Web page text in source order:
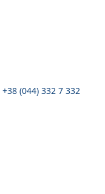
+38 (044) 332 7 332